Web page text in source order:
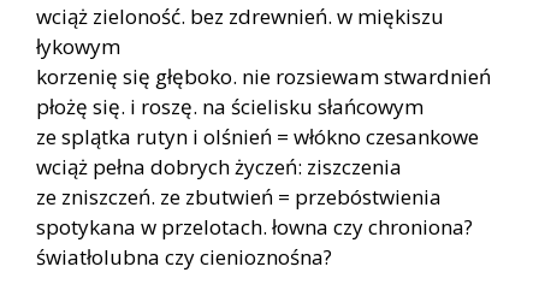
wciąż zieloność. bez zdrewnień. w miękiszu
łykowym
korzenię się głęboko. nie rozsiewam stwardnień
płożę się. i roszę. na ścielisku słańcowym
ze splątka rutyn i olśnień = włókno czesankowe
wciąż pełna dobrych życzeń: ziszczenia
ze zniszczeń. ze zbutwień = przebóstwienia
spotykana w przelotach. łowna czy chroniona?
światłolubna czy cienioznośna?